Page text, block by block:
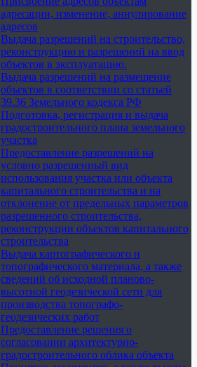
адресации, изменение, аннулирование
адресов
Выдача разрешений на строительство,
реконструкцию и разрешений на ввод
объектов в эксплуатацию.
Выдача разрешений на размещение
объектов в соответствии со статьей
39.36 Земельного кодекса РФ
Подготовка, регистрация и выдача
градостроительного плана земельного
участка
Предоставление разрешений на
условно разрешенный вид
использования участка или объекта
капитального строительства и на
отклонение от предельных параметров
разрешенного строительства,
реконструкции объектов капитального
строительства
Выдача картографического и
топографического материала, а также
сведений об исходной планово-
высотной геодезической сети для
производства топографо-
геодезических работ
Предоставление решения о
согласовании архитектурно-
градостроительного облика объекта